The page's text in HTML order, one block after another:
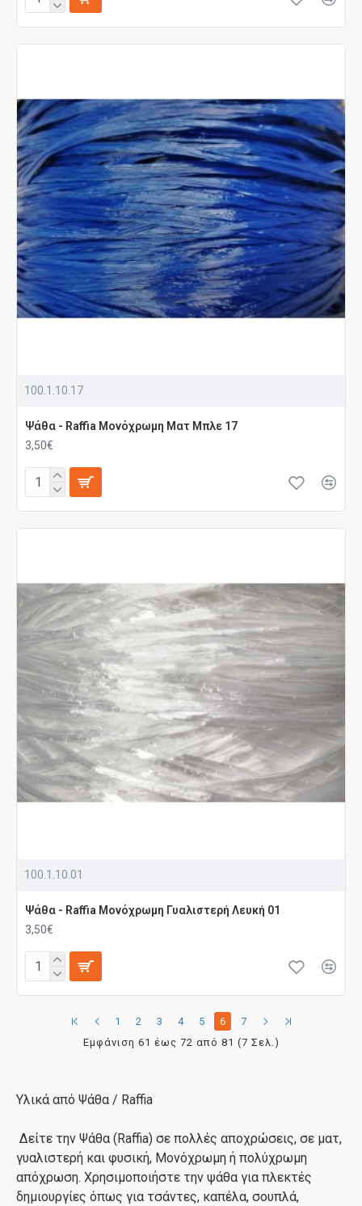
100.1.10.17
Ψάθα - Raffia Μονόχρωμη Ματ Μπλε 17
3,50€
100.1.10.01
Ψάθα - Raffia Μονόχρωμη Γυαλιστερή Λευκή 01
3,50€
1 2 3 4 5 6
7
Εμφάνιση 61 έως 72 από 81 (7 Σελ.)
Υλικά από Ψάθα / Raffia
Δείτε την Ψάθα (Raffia) σε πολλές αποχρώσεις, σε ματ,
γυαλιστερή και φυσική, Μονόχρωμη ή πολύχρωμη
απόχρωση. Χρησιμοποιήστε την ψάθα για πλεκτές
δημιουργίες όπως για τσάντες, καπέλα, σουπλά,